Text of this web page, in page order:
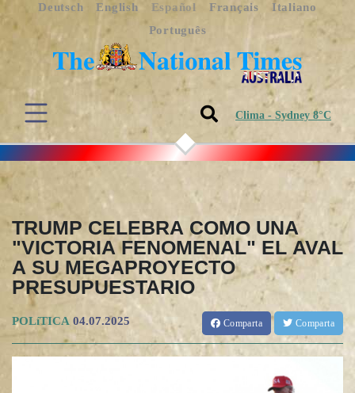
Deutsch English Español Français
Italiano
Português
Clima - Sydney 8°C
TRUMP CELEBRA COMO UNA
"VICTORIA FENOMENAL" EL AVAL
A SU MEGAPROYECTO
PRESUPUESTARIO
POLíTICA 04.07.2025 Comparta Comparta